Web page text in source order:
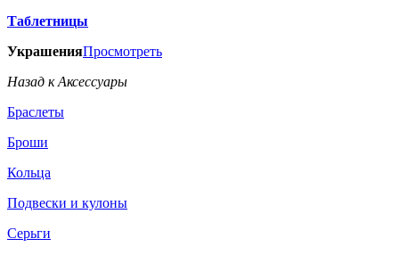
Таблетницы
УкрашенияПросмотреть
Назад к Аксессуары
Браслеты
Броши
Кольца
Подвески и кулоны
Серьги